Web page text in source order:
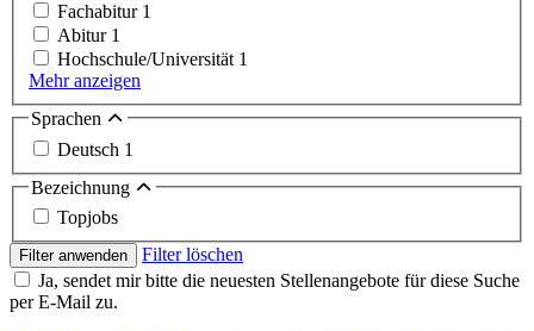
Fachabitur 1
Abitur 1
Hochschule/Universität 1
Mehr anzeigen
Sprachen
Deutsch 1
Bezeichnung
Topjobs
Filter anwenden
Filter löschen
Ja, sendet mir bitte die neuesten Stellenangebote für diese Suche
per E-Mail zu.